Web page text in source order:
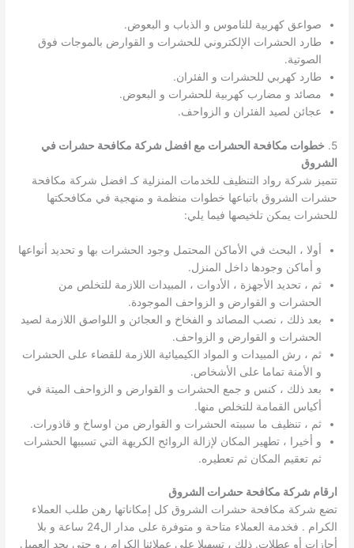
صواعق كهربية للناموس و الذباب و البعوض.
طارد الحشرات الإلكتروني للحشرات و القوارض بالموجات فوق
الصوتية.
طارد كهربي للحشرات و الفئران.
مصائد و مضارب كهربية للحشرات و البعوض.
عجائن لصيد الفئران و الزواحف.
5.
خطوات مكافحة الحشرات مع افضل شركة مكافحة حشرات في
الشروق
تتميز شركة رواد التنظيف للخدمات المنزلية كـ افضل شركة مكافحة
حشرات الشروق باتباعها خطوات منظمة و منهجية في مكافحكتها
للحشرات يمكن تلخيصها فيما يلي:
أولا ، البحث في الأماكن المحتمل وجود الحشرات بها و تحديد أنواعها
و أماكن وجودها داخل المنزل.
ثم ، تحديد الأجهزة ، الأدوات ، المبيدات اللازمة للتخلص من
الحشرات و القوارض و الزواحف الموجودة.
بعد ذلك ، نصب المصائد و الفخاخ و العجائن و اللواصق اللازمة لصيد
الحشرات و القوارض و الزواحف.
ثم ، رش المبيدات و المواد الكيميائية اللازمة للقضاء على الحشرات
و الأمنة تماما على الأشخاص.
بعد ذلك ، كنس و جمع الحشرات و القوارض و الزواحف الميتة في
أكياس القمامة للتخلص منها.
ثم ، تنظيف ما سببته الحشرات و القوارض من اوساخ و قاذورات.
و أخيرا ، تطهير المكان لإزالة الروائح الكريهة التي تسببها الحشرات
ثم تعقيم المكان ثم تعطيره.
ارقام شركة مكافحة حشرات الشروق
تضع شركة مكافحة حشرات الشروق كل إمكاناتها رهن طلب العملاء
الكرام . فخدمة العملاء متاحة و متوفرة على مدار ال24 ساعة و بلا
أجازات أو عطلات. ذلك ، تسهيلا على عملائنا الكرام ، و حتى يجد العميل